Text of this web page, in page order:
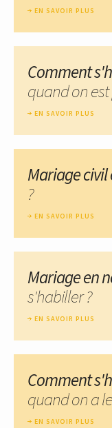
EN SAVOIR PLUS
Comment
quand on est
EN SAVOIR PLUS
Mariage civil
?
EN SAVOIR PLUS
Mariage en
s'habiller ?
EN SAVOIR PLUS
Comment
quand on a
EN SAVOIR PLUS